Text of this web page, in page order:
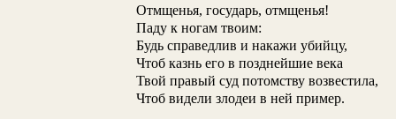
Отмщенья, государь, отмщенья!
Паду к ногам твоим:
Будь справедлив и накажи убийцу,
Чтоб казнь его в позднейшие века
Твой правый суд потомству возвестила,
Чтоб видели злодеи в ней пример.